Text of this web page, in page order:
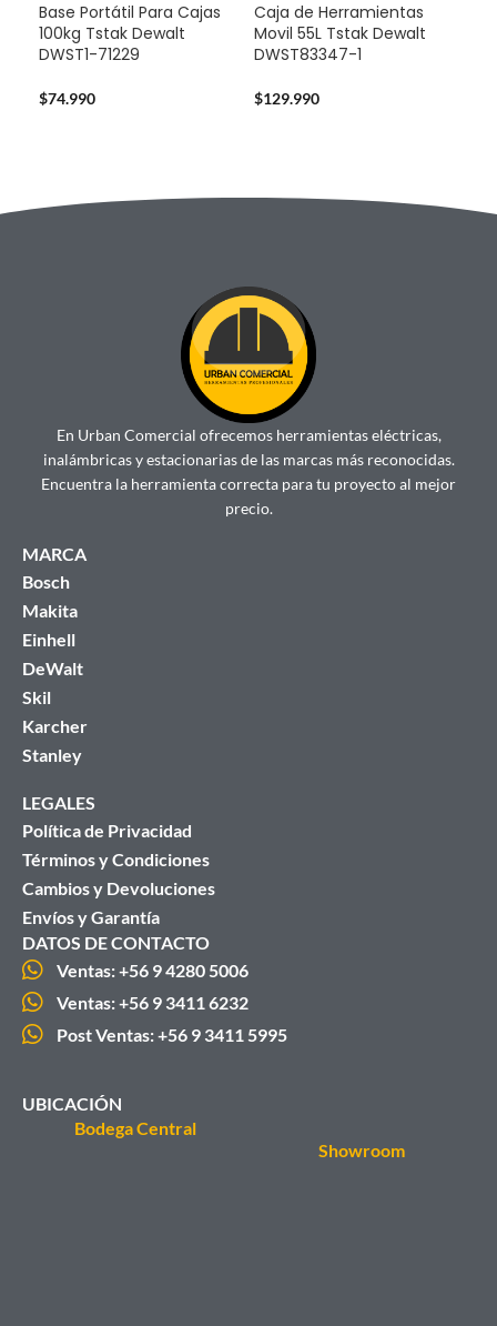
Base Portátil Para Cajas
100kg Tstak Dewalt
DWST1-71229
$74.990
Caja de Herramientas
Movil 55L Tstak Dewalt
DWST83347-1
$129.990
En Urban Comercial ofrecemos herramientas eléctricas,
inalámbricas y estacionarias de las marcas más reconocidas.
Encuentra la herramienta correcta para tu proyecto al mejor
precio.
MARCA
Bosch
Makita
Einhell
DeWalt
Skil
Karcher
Stanley
LEGALES
Política de Privacidad
Términos y Condiciones
Cambios y Devoluciones
Envíos y Garantía
DATOS DE CONTACTO
Ventas: +56 9 4280 5006
Ventas: +56 9 3411 6232
Post Ventas: +56 9 3411 5995
UBICACIÓN
Bodega Central
Showroom